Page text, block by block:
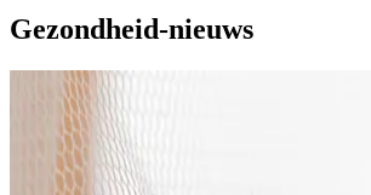
Gezondheid-nieuws